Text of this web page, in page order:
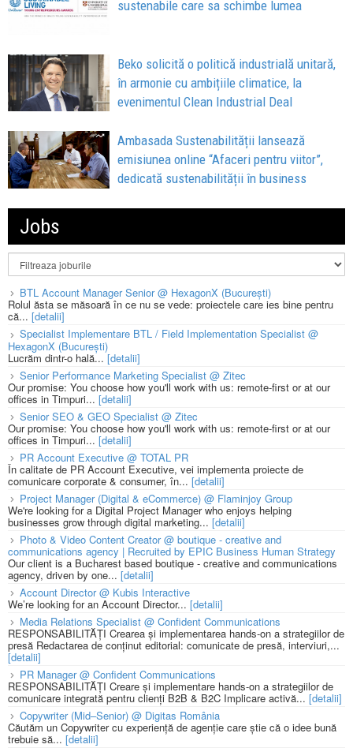
sustenabile care sa schimbe lumea
Beko solicită o politică industrială unitară,
în armonie cu ambițiile climatice, la
evenimentul Clean Industrial Deal
Ambasada Sustenabilității lansează
emisiunea online “Afaceri pentru viitor”,
dedicată sustenabilității în business
Jobs
BTL Account Manager Senior @ HexagonX (București)
Rolul ăsta se măsoară în ce nu se vede: proiectele care ies bine pentru
că... [detalii]
Specialist Implementare BTL / Field Implementation Specialist @
HexagonX (București)
Lucrăm dintr-o hală...[detalii]
Senior Performance Marketing Specialist @ Zitec
Our promise: You choose how you'll work with us: remote-first or at our
offices in Timpuri... [detalii]
Senior SEO & GEO Specialist @ Zitec
Our promise: You choose how you'll work with us: remote-first or at our
offices in Timpuri... [detalii]
PR Account Executive @ TOTAL PR
În calitate de PR Account Executive, vei implementa proiecte de
comunicare corporate & consumer, în... [detalii]
Project Manager (Digital & eCommerce) @ Flaminjoy Group
We're looking for a Digital Project Manager who enjoys helping
businesses grow through digital marketing... [detalii]
Photo & Video Content Creator @ boutique - creative and
communications agency | Recruited by EPIC Business Human Strategy
Our client is a Bucharest based boutique - creative and communications
agency, driven by one... [detalii]
Account Director @ Kubis Interactive
We’re looking for an Account Director... [detalii]
Media Relations Specialist @ Confident Communications
RESPONSABILITĂȚI Crearea și implementarea hands-on a strategiilor de
presă Redactarea de conținut editorial: comunicate de presă, interviuri,...
[detalii]
PR Manager @ Confident Communications
RESPONSABILITĂȚI Creare și implementare hands-on a strategiilor de
comunicare integrată pentru clienți B2B & B2C Implicare activă... [detalii]
Copywriter (Mid–Senior) @ Digitas România
Căutăm un Copywriter cu experiență de agenție care știe că o idee bună
trebuie să... [detalii]